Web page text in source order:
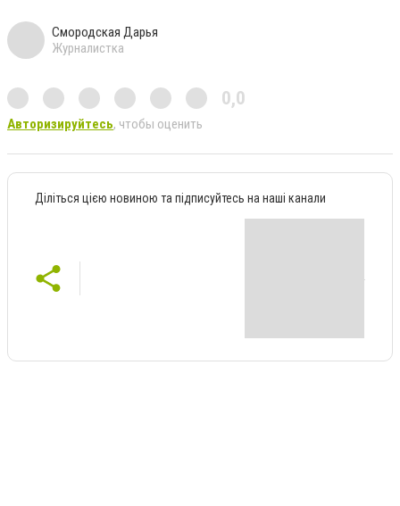
Смородская Дарья
Журналистка
0,0
Авторизируйтесь, чтобы оценить
Діліться цією новиною та підписуйтесь на наші канали